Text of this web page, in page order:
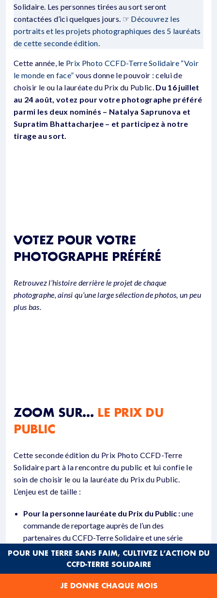
Solidaire. Les personnes tirées au sort seront
contactées d’ici quelques jours. ☞ Découvrez les
portraits et les projets photographiques des 5 lauréats
de cette seconde édition.
Cette année, le Prix Photo CCFD-Terre Solidaire “Voir
le monde en face” vous donne le pouvoir : celui de
choisir le ou la lauréate du Prix du Public. Du 16 juillet
au 24 août, votez pour votre photographe préféré
parmi les deux nominés – Natalya Saprunova et
Supratim Bhattacharjee – et participez à notre
tirage au sort.
VOTEZ POUR VOTRE
PHOTOGRAPHE PRÉFÉRÉ
Retrouvez l’histoire derrière le projet de chaque
photographe, ainsi qu’une large sélection de photos, un peu
plus bas.
ZOOM SUR… LE PRIX DU
PUBLIC
Cette seconde édition du Prix Photo CCFD-Terre
Solidaire part à la rencontre du public et lui confie le
soin de choisir le ou la lauréate du Prix du Public.
L’enjeu est de taille :
Pour la personne lauréate du Prix du Public :une
commande de reportage auprès de l’un des
partenaires du CCFD-Terre Solidaire et une série
d’expositions en France et à l’international.
Pour les personnes votantes qui seront tirées
un tirage photo ou une rencontre exclusive
POUR UNE TERRE SANS FAIM, CULTIVEZ L’ACTION DU
CCFD-TERRE SOLIDAIRE
JE DONNE CHAQUE MOIS